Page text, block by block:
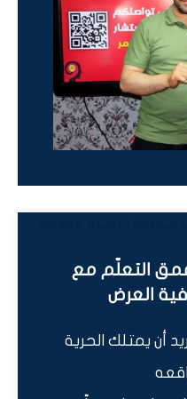
التعلّم مع
العرض
أن يمتلك الحرية